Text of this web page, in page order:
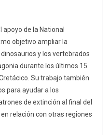
apoyo de la National
objetivo ampliar la
y los vertebrados
durante los últimos 15
Su trabajo también
para ayudar a los
de extinción al final del
relación con otras regiones